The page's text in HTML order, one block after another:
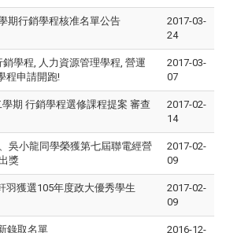
期行銷學程核准名單公告
2017-03-
24
銷學程, 人力資源管理學程, 營運
程申請開跑!
2017-03-
07
期 行銷學程選修課程提案 審查
2017-02-
14
吳小龍同學榮獲第七屆聯電經營
獎
2017-02-
09
羽獲選105年度政大優秀學生
2017-02-
09
錄取名單 2016-12-